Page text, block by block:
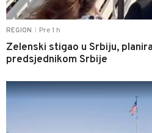
REGION Pre 1 h
Zelenski stigao u Srbiju,
predsjednikom Srbije